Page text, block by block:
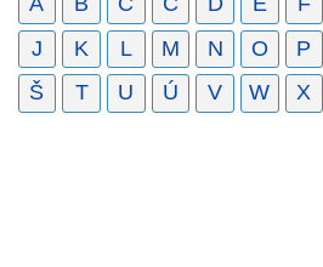
J
K L M N O P
Š
T U Ú V W X